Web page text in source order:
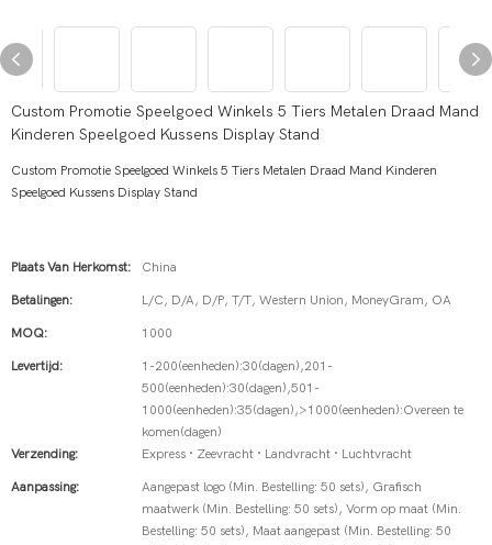
Custom Promotie Speelgoed Winkels 5 Tiers Metalen Draad Mand
Kinderen Speelgoed Kussens Display Stand
Custom Promotie Speelgoed Winkels 5 Tiers Metalen Draad Mand Kinderen
Speelgoed Kussens Display Stand
Plaats Van Herkomst: China
Betalingen: L/C, D/A, D/P, T/T, Western Union, MoneyGram, OA
MOQ: 1000
Levertijd:
1-200(eenheden):30(dagen),201-
500(eenheden):30(dagen),501-
1000(eenheden):35(dagen),>1000(eenheden):Overeen te
komen(dagen)
Verzending:
Express · Zeevracht · Landvracht · Luchtvracht
Aanpassing:
Aangepast logo (Min. Bestelling: 50 sets), Grafisch
maatwerk (Min. Bestelling: 50 sets), Vorm op maat (Min.
Bestelling: 50 sets), Maat aangepast (Min. Bestelling: 50